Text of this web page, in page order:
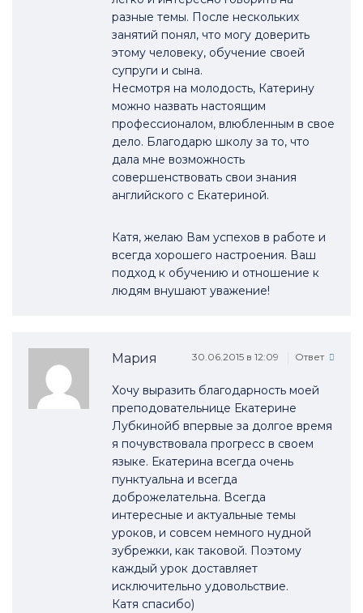
разные темы. После нескольких
занятий понял, что могу доверить
этому человеку, обучение своей
супруги и сына.
Несмотря на молодость, Катерину
можно назвать настоящим
профессионалом, влюбленным в свое
дело. Благодарю школу за то, что
дала мне возможность
совершенствовать свои знания
английского с Екатериной.
Катя, желаю Вам успехов в работе и
всегда хорошего настроения. Ваш
подход к обучению и отношение к
людям внушают уважение!
Мария 30.06.2015 в 12:09 Ответ
Хочу выразить благодарность моей
преподовательнице Екатерине
Лубкинойб впервые за долгое время
я почувствовала прогресс в своем
языке. Екатерина всегда очень
пунктуальна и всегда
доброжелательна. Всегда
интересные и актуальные темы
уроков, и совсем немного нудной
зубрежки, как таковой. Поэтому
каждый урок доставляет
исключительно удовольствие.
Катя спасибо)